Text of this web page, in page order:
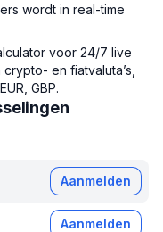
wordt in real-time
voor 24/7 live
en fiatvaluta’s,
GBP.
Aanmelden
Aanmelden